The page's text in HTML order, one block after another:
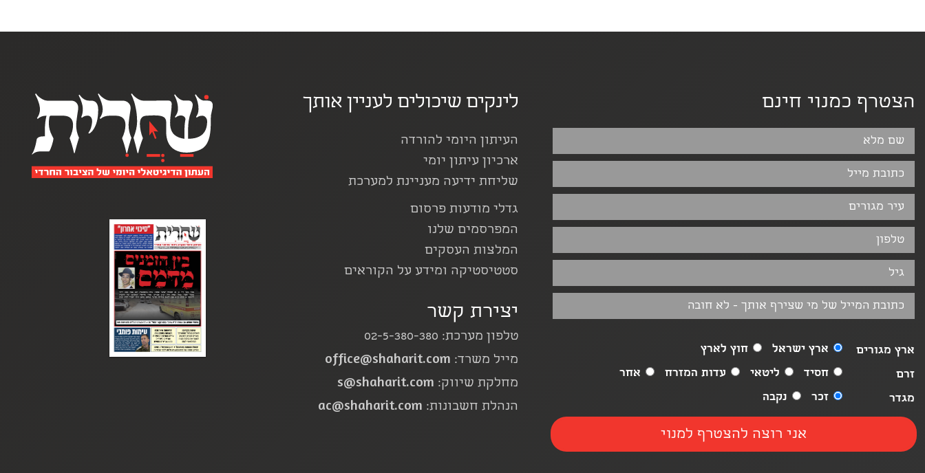
הצטרף כמנוי חינם
ארץ מגורים ארץ ישראל
חוץ לארץ
זרם
חסיד ליטאי עדות המזרח
אחר
מגדר
זכר נקבה
לינקים שיכולים לעניין אותך
העיתון היומי להורדה
ארכיון עיתון יומי
שליחת ידיעה מעניינת למערכת
גדלי מודעות פרסום
המפרסמים שלנו
המלצות העסקים
סטטיסטיקה ומידע על הקוראים
יצירת קשר
טלפון מערכת: 02-5-380-380
מייל משרד: office@shaharit.com
מחלקת שיווק: s@shaharit.com
הנהלת חשבונות: ac@shaharit.com